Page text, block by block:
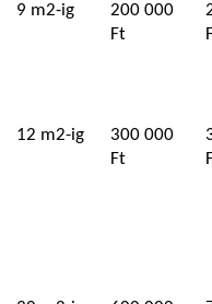
9 m2-ig
200 000
Ft
12 m2-ig
300 000
Ft